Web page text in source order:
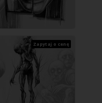
Zapytaj o cenę